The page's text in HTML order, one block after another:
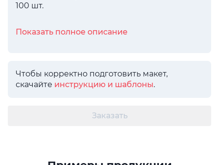
100 шт.
Показать полное описание
Чтобы корректно подготовить макет,
скачайте инструкцию и шаблоны.
Заказать